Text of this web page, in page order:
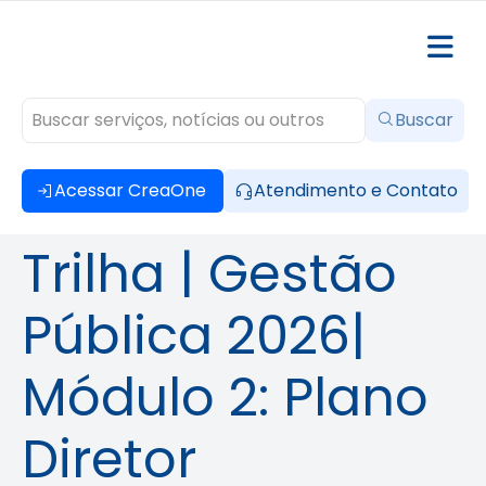
Acessar CreaOne Atendimento e Contato
Buscar
Trilha | Gestão
Pública 2026|
Módulo 2: Plano
Diretor